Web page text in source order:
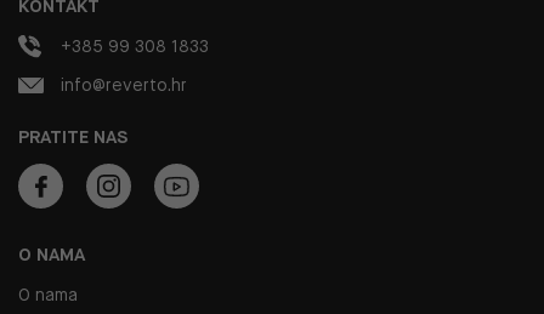
O NAMA
O nama
PRATITE NAS
KONTAKT
+385 99 308 1833
info@reverto.hr